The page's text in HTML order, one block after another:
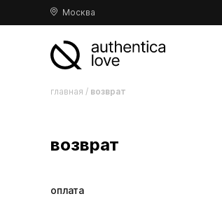
Москва
главная / возврат
возврат
оплата